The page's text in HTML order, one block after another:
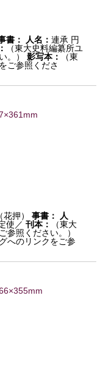
書： 人名：連承 円
（東大史料編纂所ユ
。）
影写本：
（東
ご参照くださ
押） 事書：
人
使／刊本：
（東大
参照ください。）
へのリンクをご参